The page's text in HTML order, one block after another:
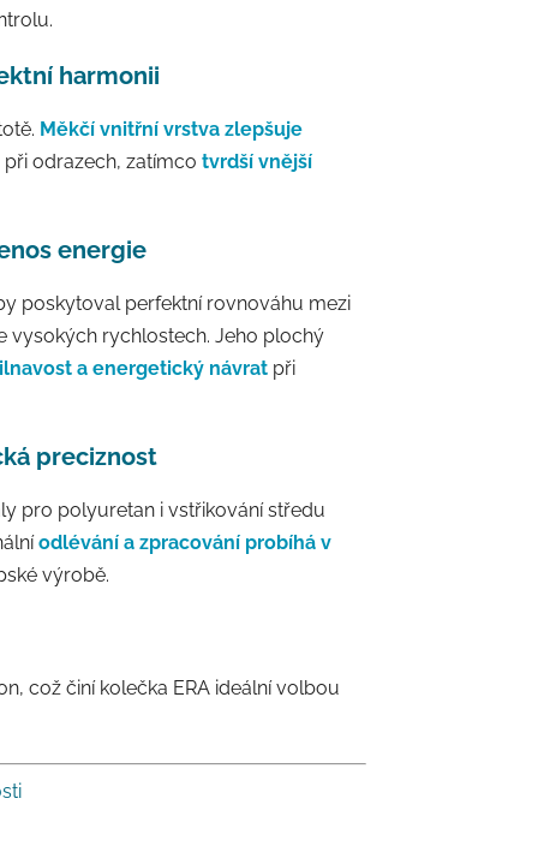
harmonii
Měkčí vnitřní vrstva zlepšuje
odrazech, zatímco tvrdší vnější
energie
poskytoval perfektní rovnováhu mezi
vysokých rychlostech. Jeho plochý
a energetický návrat při
preciznost
pro polyuretan i vstřikování středu
odlévání a zpracování probíhá v
výrobě.
což činí kolečka ERA ideální volbou